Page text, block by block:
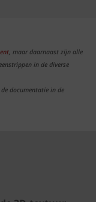
, maar daarnaast zijn alle
in de diverse
documentatie in de